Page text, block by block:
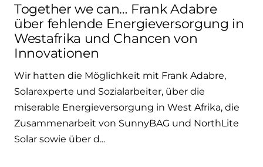
Together we can… Frank Adabre
über fehlende Energieversorgung in
Westafrika und Chancen von
Innovationen
Wir hatten die Möglichkeit mit Frank Adabre,
Solarexperte und Sozialarbeiter, über die
miserable Energieversorgung in West Afrika, die
Zusammenarbeit von SunnyBAG und NorthLite
Solar sowie über d...